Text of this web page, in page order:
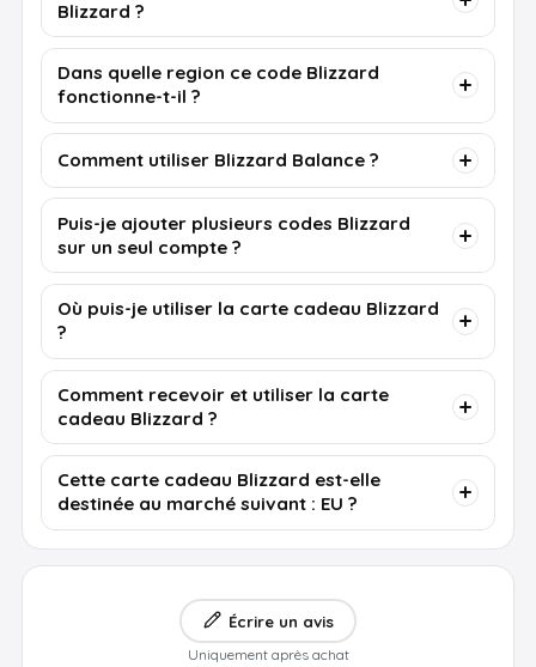
Blizzard ?
Dans quelle region ce code Blizzard
fonctionne-t-il ?
Comment utiliser Blizzard Balance ?
Puis-je ajouter plusieurs codes Blizzard
sur un seul compte ?
Où puis-je utiliser la carte cadeau Blizzard
?
Comment recevoir et utiliser la carte
cadeau Blizzard ?
Cette carte cadeau Blizzard est-elle
destinée au marché suivant : EU ?
Écrire un avis
Uniquement après achat